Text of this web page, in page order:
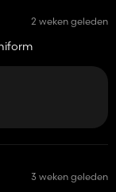
2 weken geleden
3 weken geleden